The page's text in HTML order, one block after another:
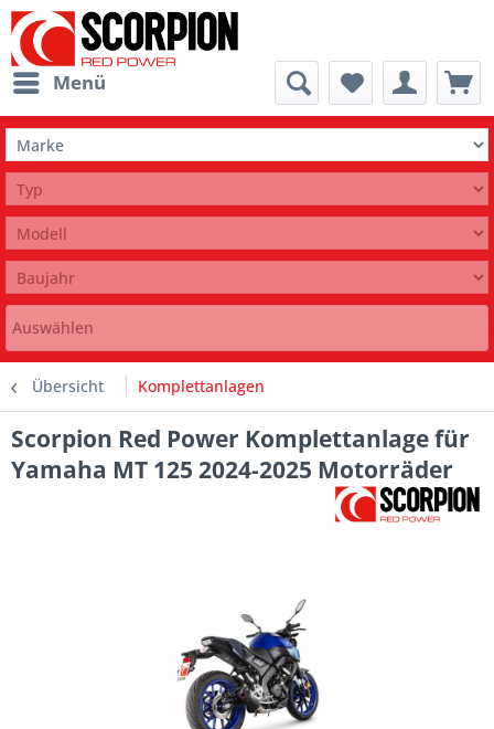
Menü
Auswählen
Übersicht Komplettanlagen
Scorpion Red Power Komplettanlage für
Yamaha MT 125 2024-2025 Motorräder